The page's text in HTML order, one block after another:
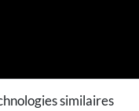
similaires